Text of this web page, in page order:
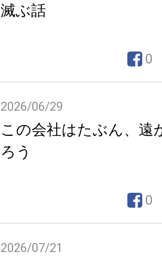
滅ぶ話
0
2026/06/29
この会社はたぶん、遠
ろう
0
2026/07/21